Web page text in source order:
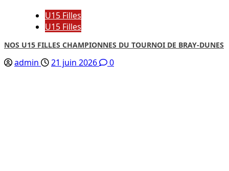
U15 Filles
U15 Filles
NOS U15 FILLES CHAMPIONNES DU TOURNOI DE BRAY-DUNES
admin 21 juin 2026 0